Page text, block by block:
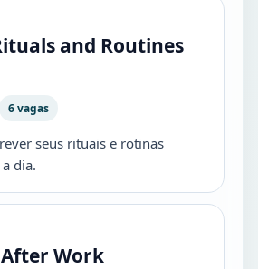
and Routines
6 vagas
seus rituais e rotinas
dia.
Work